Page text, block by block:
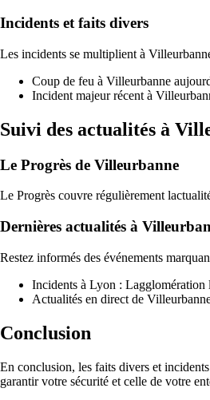
Incidents et faits divers
Les incidents se multiplient à
Coup de feu à Villeurbanne
Incident majeur récent à
Suivi des actualités à
Le Progrès de Villeurbanne
Le Progrès couvre régulièrement
Dernières actualités à
Restez informés des événements
Incidents à Lyon : Lagglomération
Actualités en direct de
Conclusion
En conclusion, les faits divers et
garantir votre sécurité et celle de votre